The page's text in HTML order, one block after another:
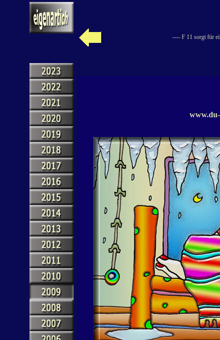
---- F 11 sorgt für